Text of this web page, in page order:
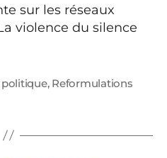
sur les réseaux
violence du silence
politique, Reformulations